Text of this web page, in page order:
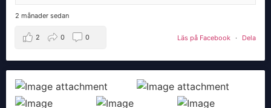
2 månader sedan
Läs på Facebook · Dela
2 0 0